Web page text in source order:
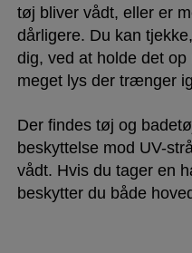
tøj bliver vådt, eller er
dårligere. Du kan
dig, ved at holde det
meget lys der trænger
Der findes tøj og
beskyttelse mod UV-
vådt. Hvis du tager en
beskytter du både